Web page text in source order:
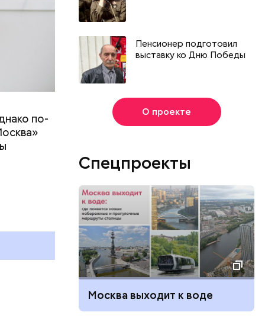
Всемирный день кошек и
Международный день
бесконечности: какие
праздники отмечают в России
и мире 8 августа
по-
Пенсионер подготовил
выставку ко Дню Победы
О проекте
Спецпроекты
Москва выходит к воде